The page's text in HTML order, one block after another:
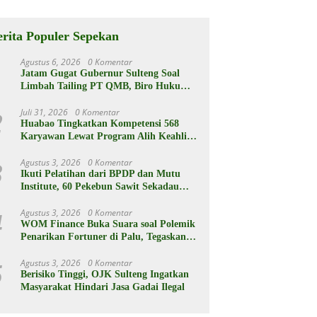
Populer Sepekan
Agustus 6, 2026 0 Komentar
Jatam Gugat Gubernur Sulteng Soal
Limbah Tailing PT QMB, Biro Hukum
Juli 31, 2026 0 Komentar
Huabao Tingkatkan Kompetensi 568
Karyawan Lewat Program Alih Keahlian
Agustus 3, 2026 0 Komentar
Ikuti Pelatihan dari BPDP dan Mutu
Institute, 60 Pekebun Sawit Sekadau
Berkelanjutan
Agustus 3, 2026 0 Komentar
WOM Finance Buka Suara soal Polemik
Penarikan Fortuner di Palu, Tegaskan
Agustus 3, 2026 0 Komentar
Berisiko Tinggi, OJK Sulteng Ingatkan
Masyarakat Hindari Jasa Gadai Ilegal